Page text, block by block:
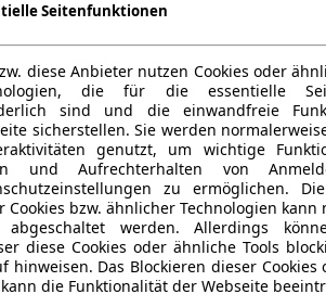
Seitenfunktionen
diese Anbieter nutzen Cookies oder
die für die essentielle
sind und die einwandfreie
sicherstellen. Sie werden
genutzt, um wichtige
und Aufrechterhalten von
zu ermöglichen.
Cookies bzw. ähnlicher Technologien kann
abgeschaltet werden. Allerdings
diese Cookies oder ähnliche Tools
hinweisen. Das Blockieren dieser
kann die Funktionalität der Webseite
5 Türen
Einparkhilfe Sensoren hinten,
LED, LED-Scheinwerfer,
Sitzheizung, Sportsitze, Spurhalteassistent